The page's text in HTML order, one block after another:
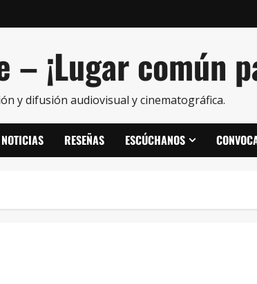
– ¡Lugar común
y difusión audiovisual y cinematográfica.
NOTICIAS RESEÑAS ESCÚCHANOS